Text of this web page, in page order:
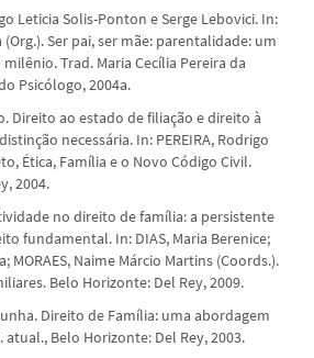
Leticia Solis-Ponton e Serge Lebovici. In:
(Org.). Ser pai, ser mãe: parentalidade: um
Trad. Maria Cecília Pereira da
Psicólogo, 2004a.
Direito ao estado de filiação e direito à
necessária. In: PEREIRA, Rodrigo
Ética, Família e o Novo Código Civil.
2004.
no direito de família: a persistente
fundamental. In: DIAS, Maria Berenice;
MORAES, Naime Márcio Martins (Coords.).
Belo Horizonte: Del Rey, 2009.
Direito de Família: uma abordagem
atual., Belo Horizonte: Del Rey, 2003.